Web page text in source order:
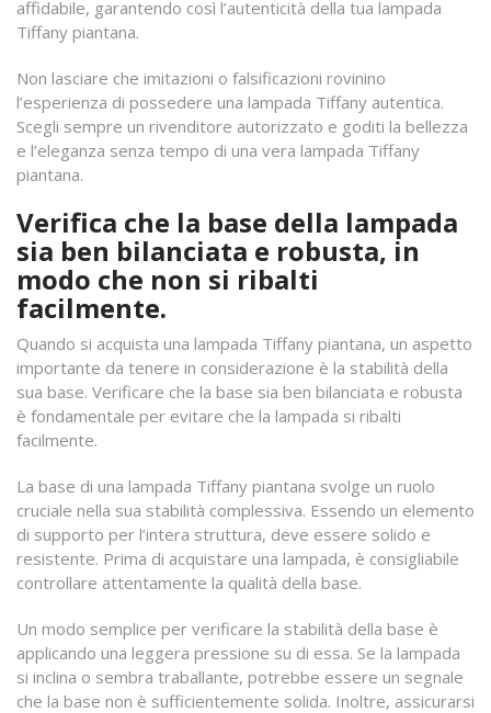
affidabile, garantendo così l’autenticità della tua lampada
Tiffany piantana.
Non lasciare che imitazioni o falsificazioni rovinino
l’esperienza di possedere una lampada Tiffany autentica.
Scegli sempre un rivenditore autorizzato e goditi la bellezza
e l’eleganza senza tempo di una vera lampada Tiffany
piantana.
Verifica che la base della lampada
sia ben bilanciata e robusta, in
modo che non si ribalti
facilmente.
Quando si acquista una lampada Tiffany piantana, un aspetto
importante da tenere in considerazione è la stabilità della
sua base. Verificare che la base sia ben bilanciata e robusta
è fondamentale per evitare che la lampada si ribalti
facilmente.
La base di una lampada Tiffany piantana svolge un ruolo
cruciale nella sua stabilità complessiva. Essendo un elemento
di supporto per l’intera struttura, deve essere solido e
resistente. Prima di acquistare una lampada, è consigliabile
controllare attentamente la qualità della base.
Un modo semplice per verificare la stabilità della base è
applicando una leggera pressione su di essa. Se la lampada
si inclina o sembra traballante, potrebbe essere un segnale
che la base non è sufficientemente solida. Inoltre, assicurarsi